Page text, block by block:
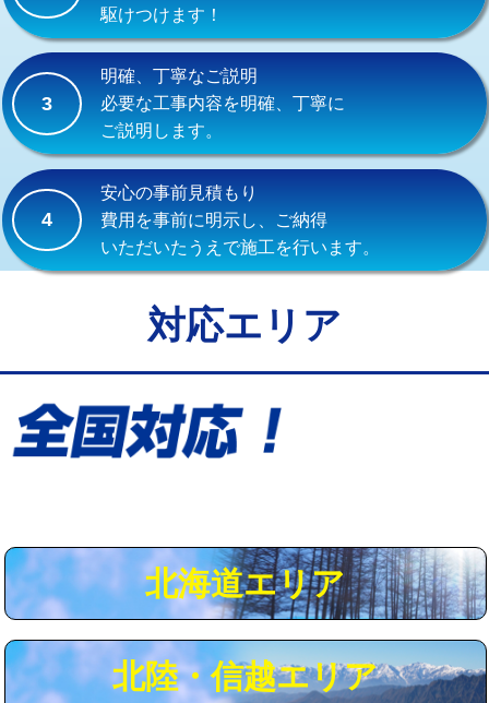
交換・取付（その他部品）
持込商品取付（単水栓）
持込商品取付（混合水栓） 16,500円
持込商品取付（浄水器・分岐水栓） 16,500円
給水管工事※（ホール加工)
給水管工事※（バンド止め) 3,300円
給水管工事※（保温材使用（バンド止
5,500円
給水管工事※（土の掘削・埋め戻し作
業)
用（追加）/3ｍ超え)
給水管工事※（ライニング鋼管・銅
44,000円
給水管工事※（ライニング鋼管・銅
管・ポリ管・HT管使用/3ｍ超え)
+8,800円
駆けつけます！
3
明確、丁寧なご説明
必要な工事内容を明確、丁寧に
ご説明します。
4
安心の事前見積もり
費用を事前に明示し、ご納得
いただいたうえで施工を行います。
対応エリア
北海道エリア
北陸・信越エリア